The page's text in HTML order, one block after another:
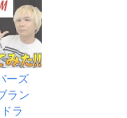
ーズ
ラン
ラ